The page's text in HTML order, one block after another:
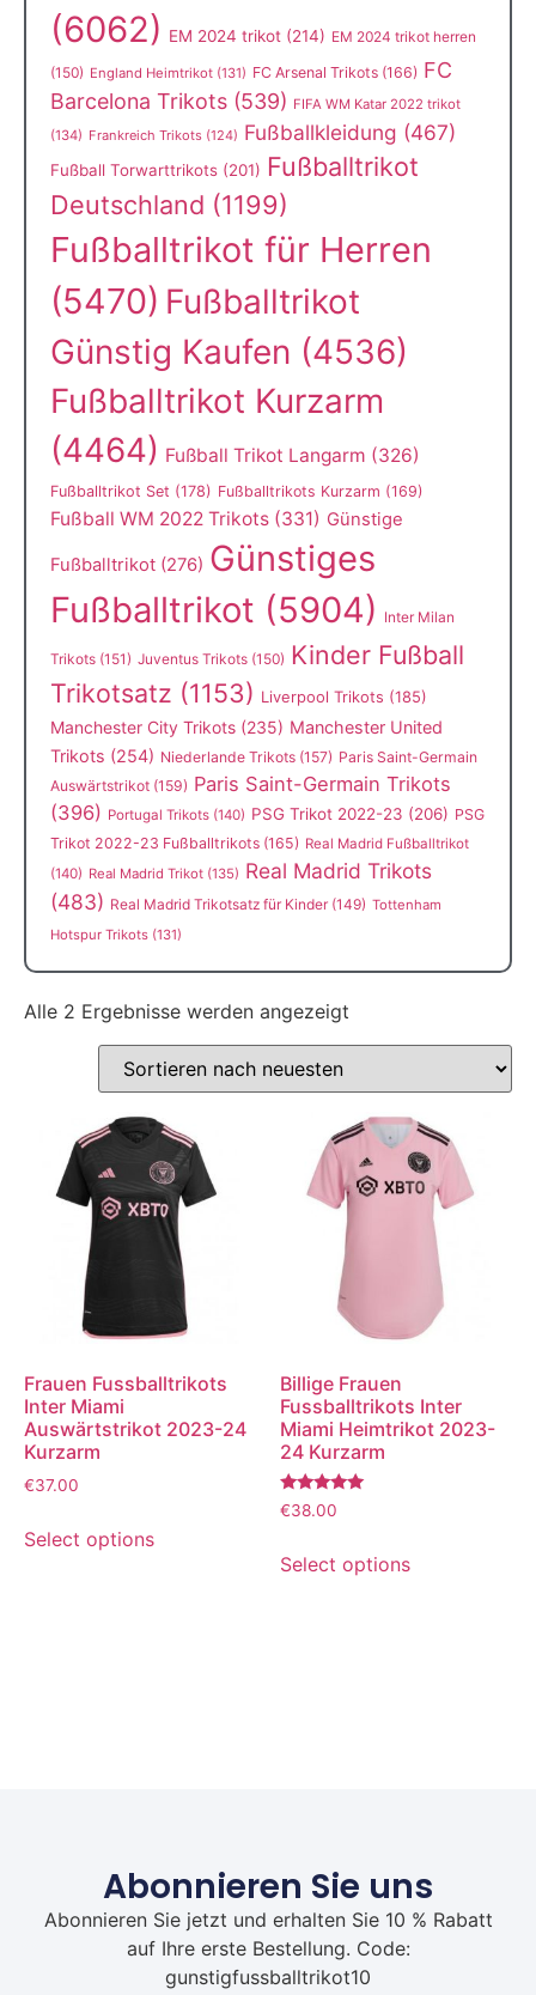
(6062) EM 2024 trikot (214) EM 2024 trikot herren
(150) England Heimtrikot (131) FC Arsenal Trikots (166) FC
Barcelona Trikots (539) FIFA WM Katar 2022 trikot
(134) Frankreich Trikots (124) Fußballkleidung (467)
Fußball Torwarttrikots (201) Fußballtrikot
Deutschland (1199)
Fußballtrikot für Herren
(5470) Fußballtrikot
Günstig Kaufen (4536)
Fußballtrikot Kurzarm
(4464) Fußball Trikot Langarm (326)
Fußballtrikot Set (178) Fußballtrikots Kurzarm (169)
Fußball WM 2022 Trikots (331) Günstige
Fußballtrikot (276) Günstiges
Fußballtrikot (5904) Inter Milan
Trikots (151) Juventus Trikots (150) Kinder Fußball
Trikotsatz (1153) Liverpool Trikots (185)
Manchester City Trikots (235) Manchester United
Trikots (254) Niederlande Trikots (157) Paris Saint-Germain
Auswärtstrikot (159) Paris Saint-Germain Trikots
(396) Portugal Trikots (140) PSG Trikot 2022-23 (206) PSG
Trikot 2022-23 Fußballtrikots (165) Real Madrid Fußballtrikot
(140) Real Madrid Trikot (135) Real Madrid Trikots
(483) Real Madrid Trikotsatz für Kinder (149) Tottenham
Hotspur Trikots (131)
Alle 2 Ergebnisse werden angezeigt
Frauen Fussballtrikots
Inter Miami
Auswärtstrikot 2023-24
Kurzarm
€37.00
Select options
Billige Frauen
Fussballtrikots Inter
Miami Heimtrikot 2023-
24 Kurzarm
Bewertet
mit
€38.00
Select options
Abonnieren Sie uns
Abonnieren Sie jetzt und erhalten Sie 10 % Rabatt
auf Ihre erste Bestellung. Code:
gunstigfussballtrikot10